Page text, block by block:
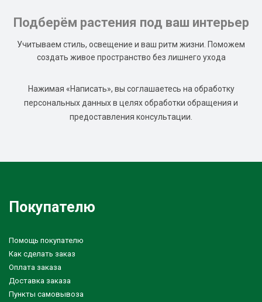
Подберём растения под ваш интерьер
Учитываем стиль, освещение и ваш ритм жизни. Поможем
создать живое пространство без лишнего ухода
Нажимая «Написать», вы соглашаетесь на обработку
персональных данных в целях обработки обращения и
предоставления консультации.
Покупателю
Помощь покупателю
Как сделать заказ
Оплата заказа
Доставка заказа
Пункты самовывоза